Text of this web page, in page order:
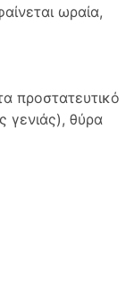
ωραία,
προστατευτικό
γενιάς), θύρα